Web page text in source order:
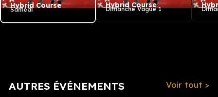
Hybrid Course
Samedi
Hybrid Course
Dimanche Vague 1
AUTRES ÉVÉNEMENTS Voir tout >